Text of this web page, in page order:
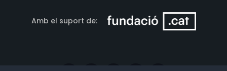
Amb el suport de: